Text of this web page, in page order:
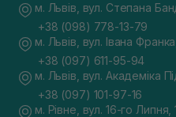
м. Львів, вул. Степана
+38 (098) 778-13-79
м. Львів, вул. Івана
+38 (097) 611-95-94
м. Львів, вул. Академіка
+38 (097) 101-97-16
м. Рівне, вул. 16-го Липня,